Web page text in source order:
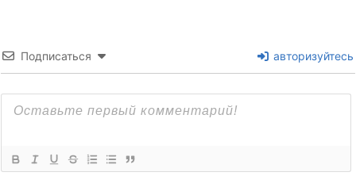
Подписаться авторизуйтесь